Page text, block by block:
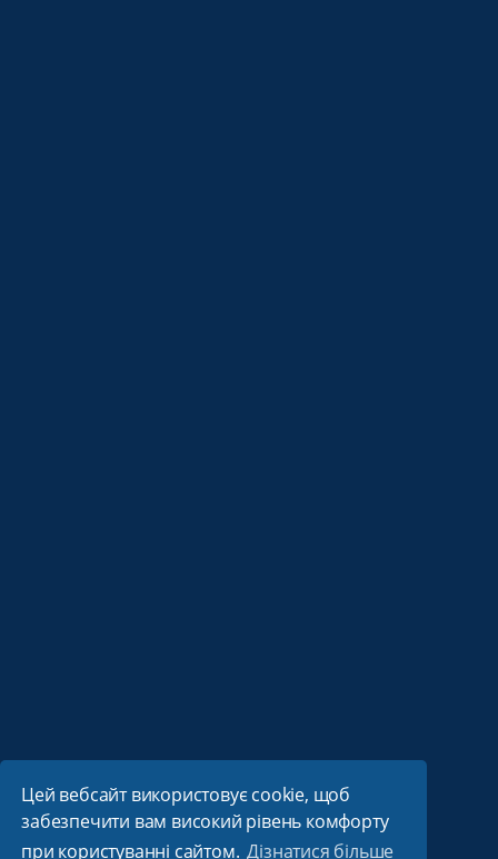
Цей вебсайт використовує cookie, щоб
забезпечити вам високий рівень комфорту
при користуванні сайтом. Дізнатися більше